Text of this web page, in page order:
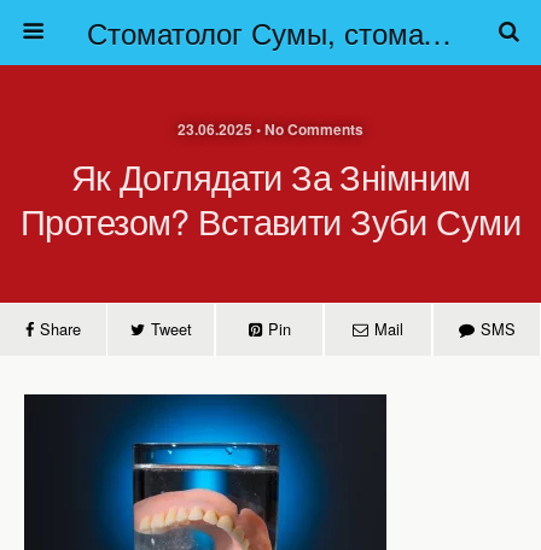
Стоматолог Сумы, стоматологические клиники Сумы, детская стоматология в Сумах. | Частная стоматология Сумы
23.06.2025 • No Comments
Як Доглядати За Знімним
Протезом? Вставити Зуби Суми
Share Tweet Pin Mail SMS